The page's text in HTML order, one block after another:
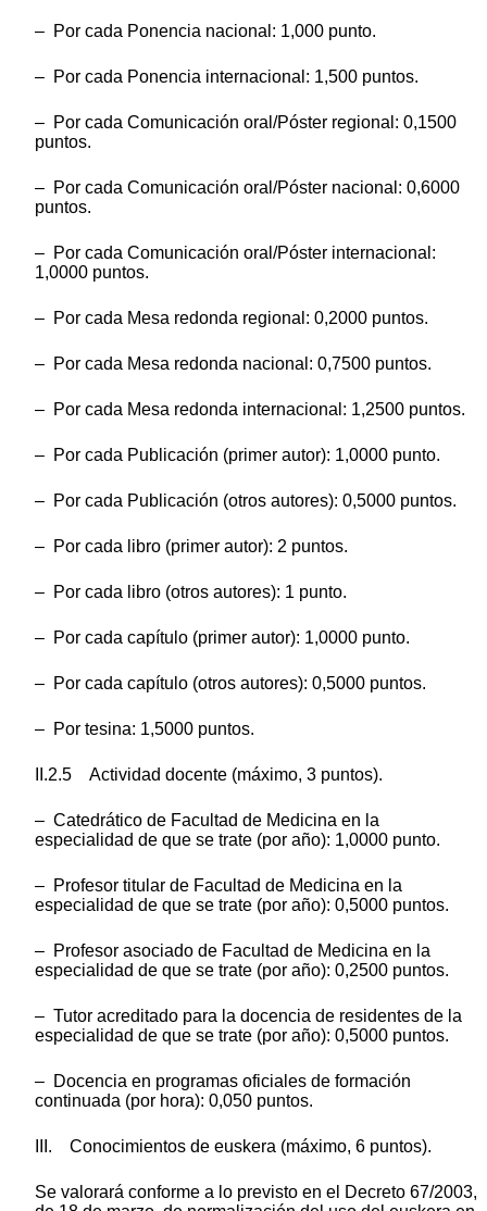
– Por cada Ponencia nacional: 1,000 punto.
– Por cada Ponencia internacional: 1,500 puntos.
– Por cada Comunicación oral/Póster regional: 0,1500
puntos.
– Por cada Comunicación oral/Póster nacional: 0,6000
puntos.
– Por cada Comunicación oral/Póster internacional:
1,0000 puntos.
– Por cada Mesa redonda regional: 0,2000 puntos.
– Por cada Mesa redonda nacional: 0,7500 puntos.
– Por cada Mesa redonda internacional: 1,2500 puntos.
– Por cada Publicación (primer autor): 1,0000 punto.
– Por cada Publicación (otros autores): 0,5000 puntos.
– Por cada libro (primer autor): 2 puntos.
– Por cada libro (otros autores): 1 punto.
– Por cada capítulo (primer autor): 1,0000 punto.
– Por cada capítulo (otros autores): 0,5000 puntos.
– Por tesina: 1,5000 puntos.
II.2.5 Actividad docente (máximo, 3 puntos).
– Catedrático de Facultad de Medicina en la
especialidad de que se trate (por año): 1,0000 punto.
– Profesor titular de Facultad de Medicina en la
especialidad de que se trate (por año): 0,5000 puntos.
– Profesor asociado de Facultad de Medicina en la
especialidad de que se trate (por año): 0,2500 puntos.
– Tutor acreditado para la docencia de residentes de la
especialidad de que se trate (por año): 0,5000 puntos.
– Docencia en programas oficiales de formación
continuada (por hora): 0,050 puntos.
III. Conocimientos de euskera (máximo, 6 puntos).
Se valorará conforme a lo previsto en el Decreto 67/2003,